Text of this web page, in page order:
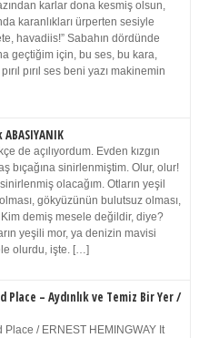
karlar dona kesmiş olsun,
karanlıkları ürperten sesiyle
havadiis!” Sabahın dördünde
geçtiğim için, bu ses, bu kara,
pırıl ses beni yazı makinemin
de açılıyordum. Evden kızgın
bıçağına sinirlenmiştim. Olur, olur!
olacağım. Otların yeşil
gökyüzünün bulutsuz olması,
demiş mesele değildir, diye?
yeşili mor, ya denizin mavisi
olurdu, işte. […]
– Aydınlık ve Temiz Bir Yer /
/ ERNEST HEMINGWAY It